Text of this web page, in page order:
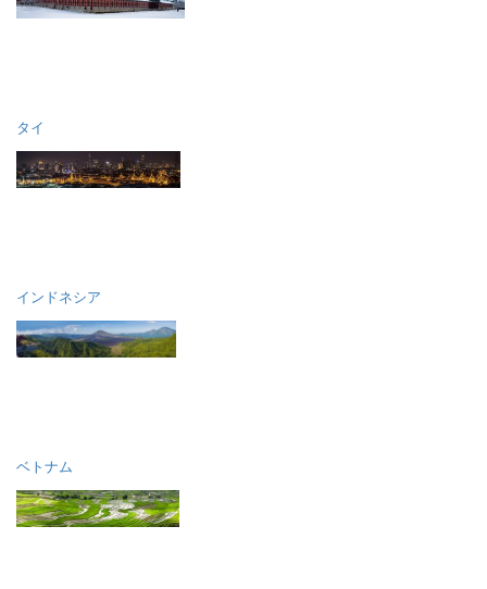
タイ
インドネシア
ベトナム